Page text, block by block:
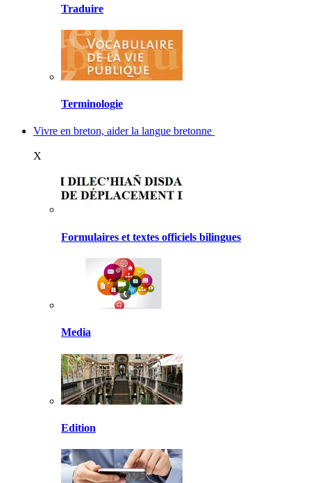
Traduire
Terminologie
Vivre en breton, aider la langue bretonne
X
Formulaires et textes officiels bilingues
Media
Edition